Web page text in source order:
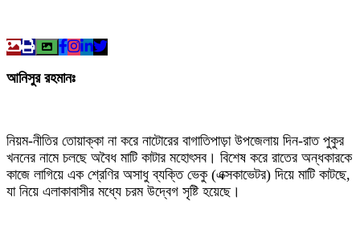
আনিসুর রহমানঃ
নিয়ম-নীতির তোয়াক্কা না করে নাটোরের বাগাতিপাড়া উপজেলায় দিন-রাত পুকুর
খননের নামে চলছে অবৈধ মাটি কাটার মহোৎসব। বিশেষ করে রাতের অন্ধকারকে
কাজে লাগিয়ে এক শ্রেণির অসাধু ব্যক্তি ভেকু (এক্সকাভেটর) দিয়ে মাটি কাটছে,
যা নিয়ে এলাকাবাসীর মধ্যে চরম উদ্বেগ সৃষ্টি হয়েছে।